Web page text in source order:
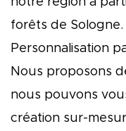
forêts de Sologne.
Personnalisation
Nous proposons
nous pouvons
création sur-